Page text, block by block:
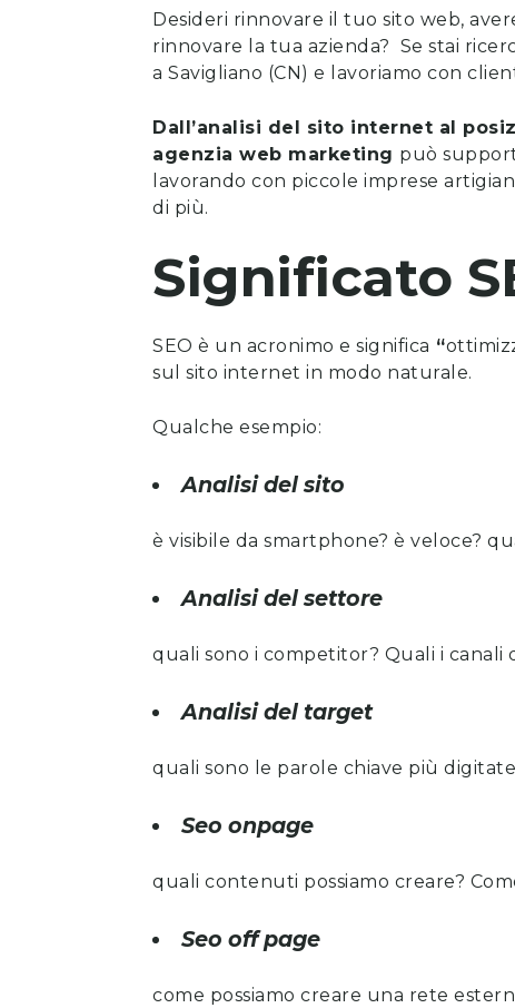
Desideri rinnovare il tuo sito web,
rinnovare la tua azienda? Se stai
a Savigliano (CN) e lavoriamo con
Dall’analisi del sito internet al
agenzia web marketing può
lavorando con piccole imprese
di più.
Significato
SEO è un acronimo e significa “
sul sito internet in modo naturale.
Qualche esempio:
Analisi del sito
è visibile da smartphone? è veloce?
Analisi del settore
quali sono i competitor? Quali i canali
Analisi del target
quali sono le parole chiave più
Seo onpage
quali contenuti possiamo creare?
Seo off page
come possiamo creare una rete